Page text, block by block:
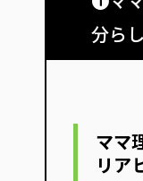
分ら
ママ
リア